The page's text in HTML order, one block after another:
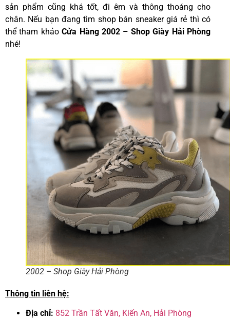
sản phẩm cũng khá tốt, đi êm và thông thoáng cho
chân. Nếu bạn đang tìm shop bán sneaker giá rẻ thì có
thể tham khảoCửa Hàng 2002 – Shop Giày Hải Phòng
nhé!
2002 – Shop Giày Hải Phòng
Thông tin liên hệ:
Địa chỉ: 852 Trần Tất Văn, Kiến An, Hải Phòng